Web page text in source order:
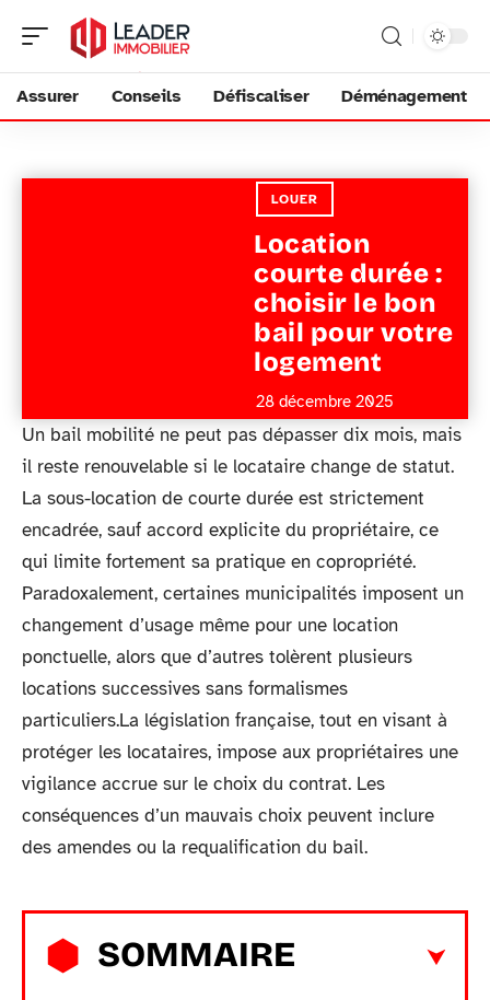
Assurer Conseils Défiscaliser Déménagement
LOUER
Location
courte durée :
choisir le bon
bail pour votre
logement
28 décembre 2025
Un bail mobilité ne peut pas dépasser dix mois, mais
il reste renouvelable si le locataire change de statut.
La sous-location de courte durée est strictement
encadrée, sauf accord explicite du propriétaire, ce
qui limite fortement sa pratique en copropriété.
Paradoxalement, certaines municipalités imposent un
changement d’usage même pour une location
ponctuelle, alors que d’autres tolèrent plusieurs
locations successives sans formalismes
particuliers.La législation française, tout en visant à
protéger les locataires, impose aux propriétaires une
vigilance accrue sur le choix du contrat. Les
conséquences d’un mauvais choix peuvent inclure
des amendes ou la requalification du bail.
SOMMAIRE